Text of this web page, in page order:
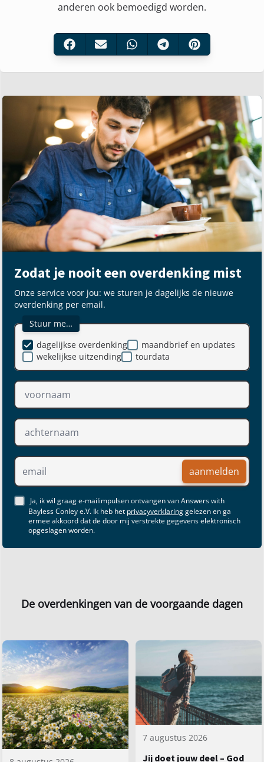
anderen ook bemoedigd worden.
Zodat je nooit een overdenking mist
Onze service voor jou: we sturen je dagelijks de nieuwe
overdenking per email.
Stuur me…
maandbrief en updates
dagelijkse overdenking
wekelijkse uitzending
tourdata
aanmelden
Ja, ik wil graag e-mailimpulsen ontvangen van Answers with
Bayless Conley e.V. Ik heb het privacyverklaringgelezen en ga
ermee akkoord dat de door mij verstrekte gegevens elektronisch
opgeslagen worden.
De overdenkingen van de voorgaande dagen
7 augustus 2026
Jij doet jouw deel – God